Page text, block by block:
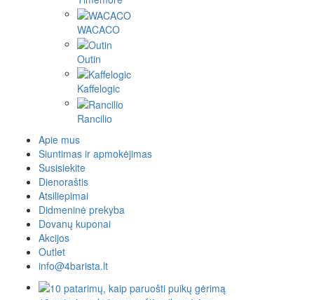
WACACO
Outin
Kaffelogic
Rancilio
Apie mus
Siuntimas ir apmokėjimas
Susisiekite
Dienoraštis
Atsiliepimai
Didmeninė prekyba
Dovanų kuponai
Akcijos
Outlet
info@4barista.lt